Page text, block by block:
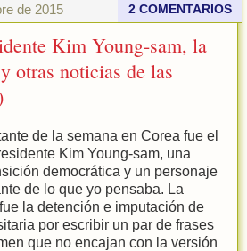
de 2015 2 COMENTARIOS
Kim Young-sam, la
otras noticias de las
de la semana en Corea fue el
Kim Young-sam, una
democrática y un personaje
de lo que yo pensaba. La
la detención e imputación de
por escribir un par de frases
que no encajan con la versión